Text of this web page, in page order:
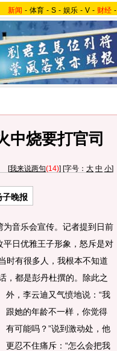
新闻 - 体育 - S - 娱乐 - V - 财经 -
中烧要打官司
[我来说两句(14)] [字号： 大 中 小]
子晚报
音乐会宣传。记者提到日前
日优雅王子形象，怒斥是对
时有很多人，我根本不知道
，都是彭丹杜撰的。除此之
外，李云迪又气愤地说：“我
跟她的年龄不一样，你觉得
有可能吗？”说到激动处，他
更忍不住痛斥：“怎么会把我